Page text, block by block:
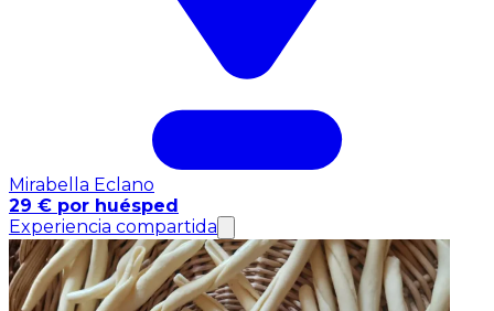
Mirabella Eclano
29 € por huésped
Experiencia compartida